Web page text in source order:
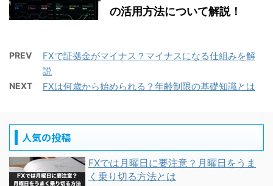
の活用方法について解説！
PREV
FXで証拠金がマイナス？マイナスになる仕組みを解
説
NEXT FXは何歳から始められる？年齢制限の基礎知識とは
人気の投稿
FXでは月曜日に要注意？月曜日をうま
く乗り切る方法とは